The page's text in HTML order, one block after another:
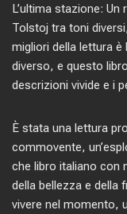
L’ultima stazione: Un
Tolstoj tra toni
migliori della lettura
diverso, e questo
descrizioni vivide e i
È stata una lettura
commovente,
che libro italiano con
della bellezza e della
vivere nel momento,